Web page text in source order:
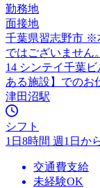
勤務地
面接地
千葉県習志野市 ※
ではございません
14 シンテイ千葉
ある施設】でのお
津田沼駅
シフト
1日8時間 週1日か
交通費支給
未経験OK